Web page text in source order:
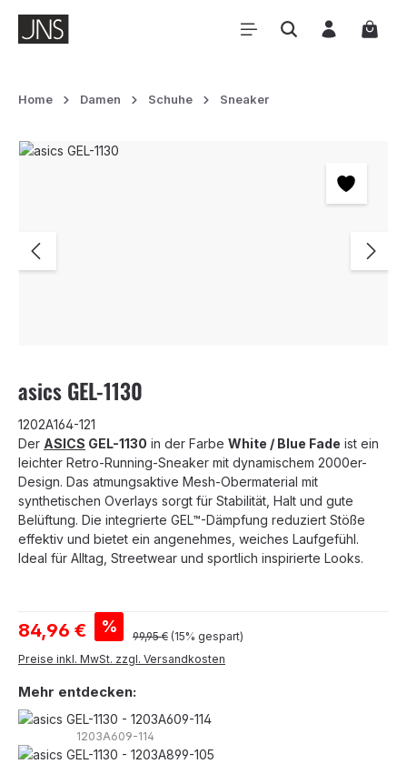
Zum Hauptinhalt springen
Home Damen Schuhe Sneaker
Bildergalerie überspringen
asics GEL-1130
1202A164-121
Der ASICS GEL-1130 in der Farbe White / Blue Fade ist ein
leichter Retro-Running-Sneaker mit dynamischem 2000er-
Design. Das atmungsaktive Mesh-Obermaterial mit
synthetischen Overlays sorgt für Stabilität, Halt und gute
Belüftung. Die integrierte GEL™-Dämpfung reduziert Stöße
effektiv und bietet ein angenehmes, weiches Laufgefühl.
Ideal für Alltag, Streetwear und sportlich inspirierte Looks.
Verkaufspreis:
84,96 € % Regulärer Preis:
99,95 € (15% gespart)
Preise inkl. MwSt. zzgl. Versandkosten
Mehr entdecken:
1203A609-114